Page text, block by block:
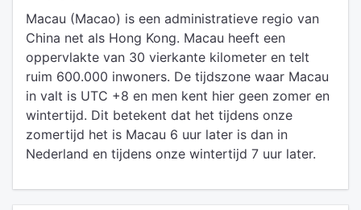
Macau (Macao) is een administratieve regio van
China net als Hong Kong. Macau heeft een
oppervlakte van 30 vierkante kilometer en telt
ruim 600.000 inwoners. De tijdszone waar Macau
in valt is UTC +8 en men kent hier geen zomer en
wintertijd. Dit betekent dat het tijdens onze
zomertijd het is Macau 6 uur later is dan in
Nederland en tijdens onze wintertijd 7 uur later.